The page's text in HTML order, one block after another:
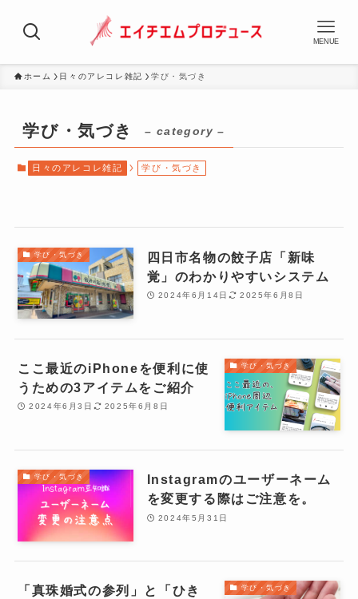
MENUE
ホーム 日々のアレコレ雑記 学び・気づき
学び・気づき – category –
日々のアレコレ雑記 学び・気づき
学び・気づき
四日市名物の餃子店「新味
覚」のわかりやすいシステム
2024年6月14日 2025年6月8日
学び・気づき
ここ最近のiPhoneを便利に使
うための3アイテムをご紹介
2024年6月3日 2025年6月8日
学び・気づき
Instagramのユーザーネーム
を変更する際はご注意を。
2024年5月31日
学び・気づき
「真珠婚式の参列」と「ひき